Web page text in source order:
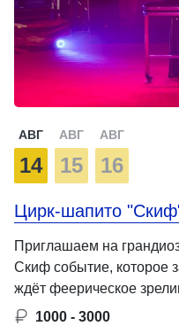
АВГ
14
АВГ
15
АВГ
16
Цирк-шапито
Приглашаем на
Скиф событие, которое
ждёт феерическое
1000 - 3000